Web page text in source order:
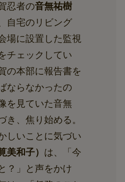
忍者の音無祐樹
自宅のリビング
場に設置した監視
チェックしてい
の本部に報告書を
ならなかったの
を見ていた音無
き、焦り始める。
しいことに気づい
美和子） は、「今
？」と声をかけ